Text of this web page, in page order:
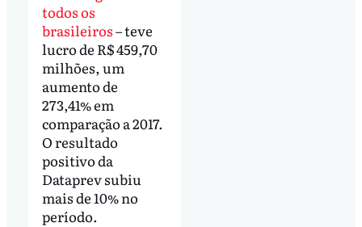
todos os
brasileiros– teve
lucro de R$ 459,70
milhões, um
aumento de
273,41% em
comparação a 2017.
O resultado
positivo da
Dataprev subiu
mais de 10% no
período.